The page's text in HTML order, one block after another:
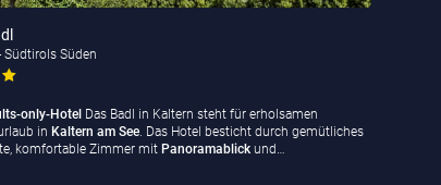
Südtirols Süden
only-Hotel Das Badl in Kaltern steht für erholsamen
in Kaltern am See. Das Hotel besticht durch gemütliches
komfortable Zimmer mit Panoramablickund…